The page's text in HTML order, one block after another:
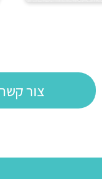
צור קשר